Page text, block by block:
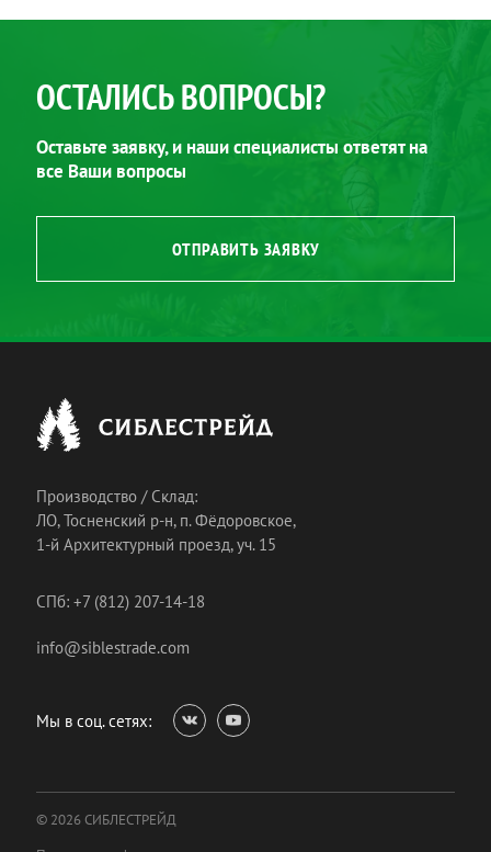
ОСТАЛИСЬ ВОПРОСЫ?
Оставьте заявку, и наши специалисты ответят на
все Ваши вопросы
ОТПРАВИТЬ ЗАЯВКУ
Производство / Склад:
ЛО, Тосненский р-н, п. Фёдоровское,
1-й Архитектурный проезд, уч. 15
СПб: +7 (812) 207-14-18
info@siblestrade.com
Мы в соц. сетях:
© 2026 СИБЛЕСТРЕЙД